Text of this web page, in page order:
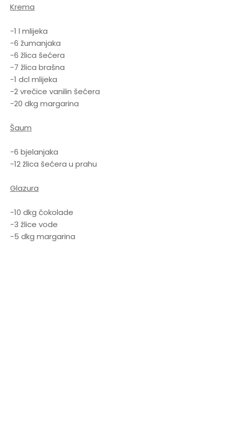
Krema
-1 l mlijeka
-6 žumanjaka
-6 žlica šećera
-7 žlica brašna
-1 dcl mlijeka
-2 vrečice vanilin šećera
-20 dkg margarina
Šaum
-6 bjelanjaka
-12 žlica šećera u prahu
Glazura
-10 dkg čokolade
-3 žlice vode
-5 dkg margarina